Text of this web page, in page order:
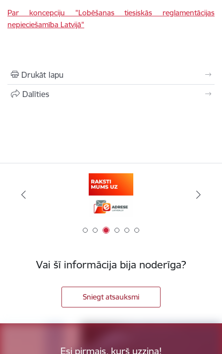
Par koncepciju "Lobēšanas tiesiskās reglamentācijas
nepieciešamība Latvijā"
Drukāt lapu
Dalīties
Vai šī informācija bija noderīga?
Sniegt atsauksmi
Esi pirmais, kurš uzzina!